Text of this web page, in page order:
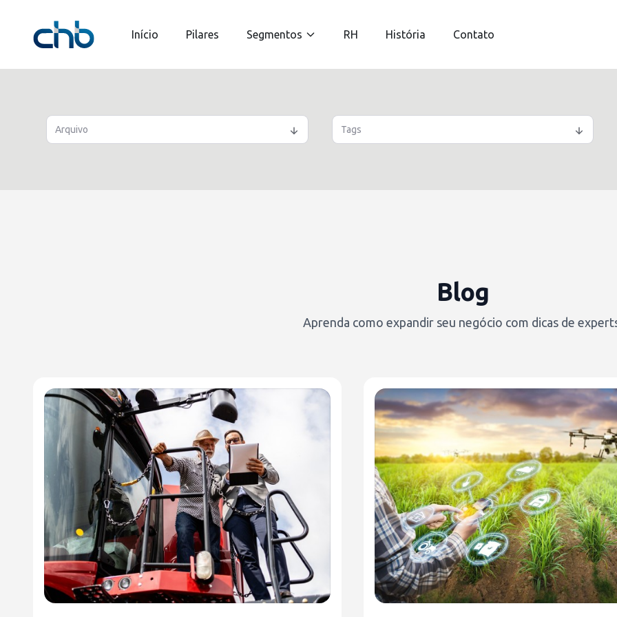
Início Pilares Segmentos RH História Contato
Arquivo Tags
Blog
Aprenda como expandir seu negócio com dicas de